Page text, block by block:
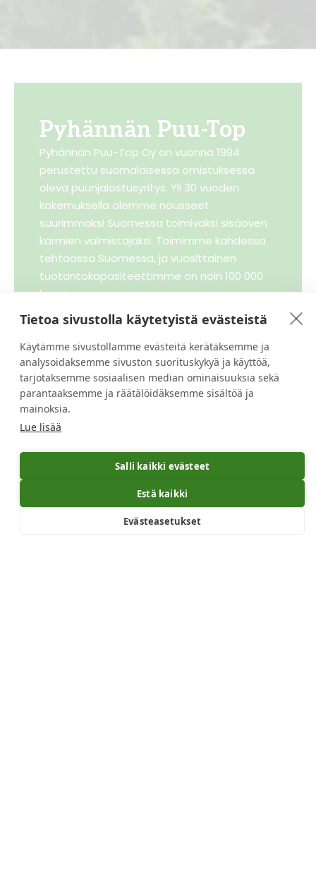
Tietoa sivustolla käytetyistä evästeistä
Käytämme sivustollamme evästeitä kerätäksemme ja
analysoidaksemme sivuston suorituskykyä ja käyttöä,
tarjotaksemme sosiaalisen median ominaisuuksia sekä
parantaaksemme ja räätälöidäksemme sisältöä ja
mainoksia.
Lue lisää
Salli kaikki evästeet
Estä kaikki
Evästeasetukset
Pyhännän Puu-Top
Pyhännän Puu-Top Oy on vuonna 1994
perustettu suomalaisessa omistuksessa
oleva puunjalostusyritys. Yli 30 vuoden
kokemuksella olemme nousseet
suurimmaksi Suomessa toimivaksi sisäoven
karmien valmistajaksi. Toimimme kahdessa
tehtaassa Suomessa, ja vuosittainen
tuotantokapasiteettimme on noin 100 000
karmia.
Toimitamme laadukkaita karmeja sekä
kotimaisille asiakkaillemme että vientiin.
Pitkäaikainen kokemuksemme, modernit
tuotantolaitteemme sekä
ammattitaitoinen henkilöstömme takaavat
tuotteidemme korkean laadun ja
toimitusvarmuuden.